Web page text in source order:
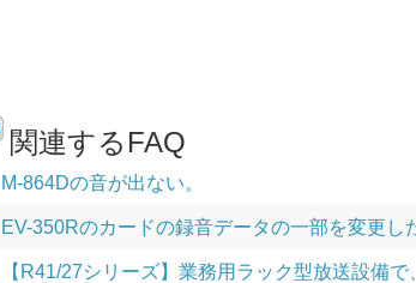
関連するFAQ
M-864Dの音が出ない。
EV-350Rのカードの録音データの一部を変更し
【R41/27シリーズ】業務用ラック型放送設備